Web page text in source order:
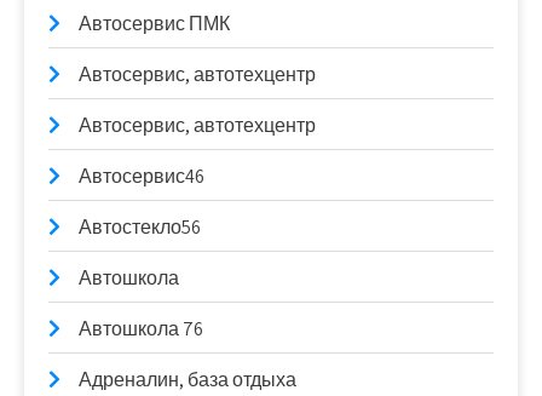
Автосервис ПМК
Автосервис, автотехцентр
Автосервис, автотехцентр
Автосервис46
Автостекло56
Автошкола
Автошкола 76
Адреналин, база отдыха